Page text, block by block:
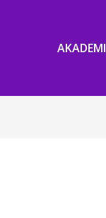
AKADEMI